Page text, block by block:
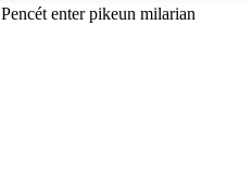
Pencét enter pikeun milarian